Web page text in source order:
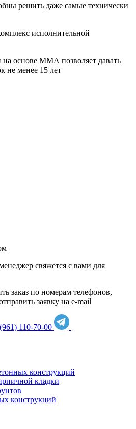
решить даже самые технически
исполнительной
основе ММА позволяет давать
не менее 15 лет
свяжется с вами для
заказ по номерам телефонов,
заявку на e-mail
110-70-00
конструкций
кладки
конструкций